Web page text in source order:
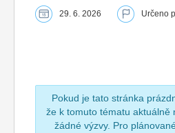
29. 6. 2026 Určeno
Pokud je tato stránka
že k tomuto tématu aktuálně
žádné výzvy. Pro